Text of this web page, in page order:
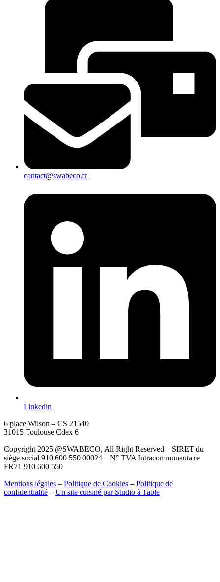
contact@swabeco.fr
Linkedin
6 place Wilson – CS 21540
31015 Toulouse Cdex 6
Copyright 2025 @SWABECO, All Right Reserved – SIRET du
siège social 910 600 550 00024 – N° TVA Intracommunautaire
FR71 910 600 550
Mentions légales – Politique de Cookies – Politique de
confidentialité – Un site cuisiné par Studio à Table